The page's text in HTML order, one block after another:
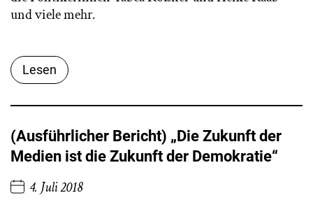
und viele mehr.
Lesen
(Ausführlicher Bericht) „Die Zukunft der
Medien ist die Zukunft der Demokratie“
4. Juli 2018